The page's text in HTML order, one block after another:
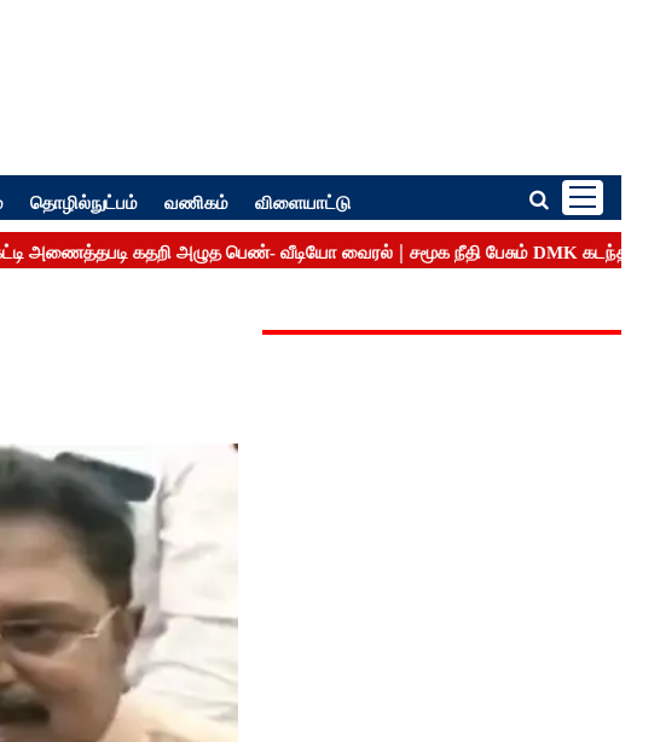
தொழில்நுட்பம் வணிகம் விளையாட்டு